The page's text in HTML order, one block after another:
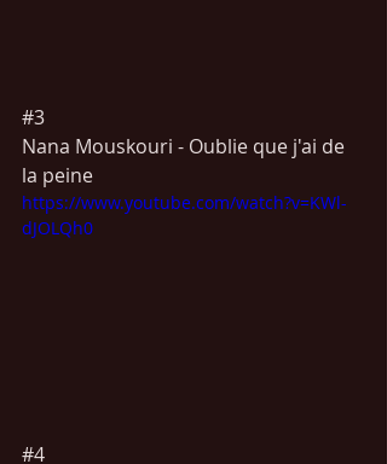
#3
Nana Mouskouri - Oublie que j'ai de
la peine
https://www.youtube.com/watch?v=KWl-
dJOLQh0
#4